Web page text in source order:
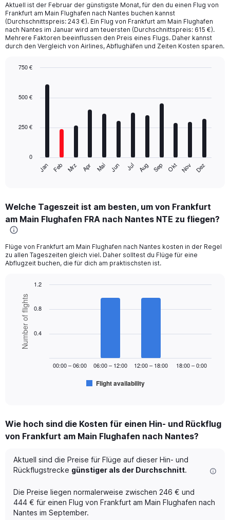
Aktuell ist der Februar der günstigste Monat, für den du einen Flug von
Frankfurt am Main Flughafen nach Nantes buchen kannst
(Durchschnittspreis: 243 €). Ein Flug von Frankfurt am Main Flughafen
nach Nantes im Januar wird am teuersten (Durchschnittspreis: 615 €).
Mehrere Faktoren beeinflussen den Preis eines Flugs. Daher kannst
durch den Vergleich von Airlines, Abflughäfen und Zeiten Kosten sparen.
with
The
Range:
12
categories.
chart
has
1
displaying
values.
Range:
750.
Jan Feb Mrz Apr Mai Jun Jul Aug Sep Okt Nov Dez
0
250 €
500 €
750 €
Welche Tageszeit ist am besten, um von Frankfurt
am Main Flughafen FRA nach Nantes NTE zu fliegen?
Flüge von Frankfurt am Main Flughafen nach Nantes kosten in der Regel
zu allen Tageszeiten gleich viel. Daher solltest du Flüge für eine
Abflugzeit buchen, die für dich am praktischsten ist.
Bar
chart
with
bars.
The
Range:
6
The
chart
has
Y
axis
displaying
Chart
graphic.
Number of flights
Flight availability
00:00 – 06:00 06:00 – 12:00 12:00 – 18:00 18:00 – 0:00
0.4
0.8
1.2
Wie hoch sind die Kosten für einen Hin- und Rückflug
von Frankfurt am Main Flughafen nach Nantes?
Aktuell sind die Preise für Flüge auf dieser Hin- und
Rückflugstrecke günstiger als der Durchschnitt.
Die Preise liegen normalerweise zwischen 246 € und
444 € für einen Flug von Frankfurt am Main Flughafen nach
Nantes im September.